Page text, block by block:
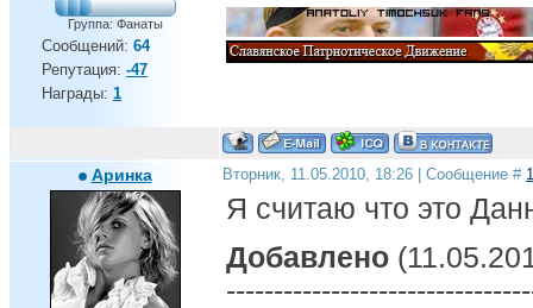
Группа: Фанаты
Сообщений: 64
Репутация: -47
Награды: 1
Аринка Вторник, 11.05.2010, 18:26 | Сообщение #
Я считаю что это
Добавлено